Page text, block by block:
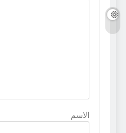
الاسم